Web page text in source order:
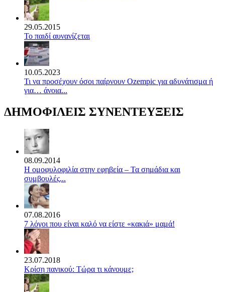
29.05.2015
Το παιδί αυνανίζεται
10.05.2023
Τι να προσέχουν όσοι παίρνουν Ozempic για αδυνάτισμα ή
για… άνοια...
ΔΗΜΟΦΙΛΕΙΣ ΣΥΝΕΝΤΕΥΞΕΙΣ
08.09.2014
Η ομοφυλοφιλία στην εφηβεία – Τα σημάδια και
συμβουλές...
07.08.2016
7 λόγοι που είναι καλό να είστε «κακιά» μαμά!
23.07.2018
Κρίση πανικού: Τώρα τι κάνουμε;